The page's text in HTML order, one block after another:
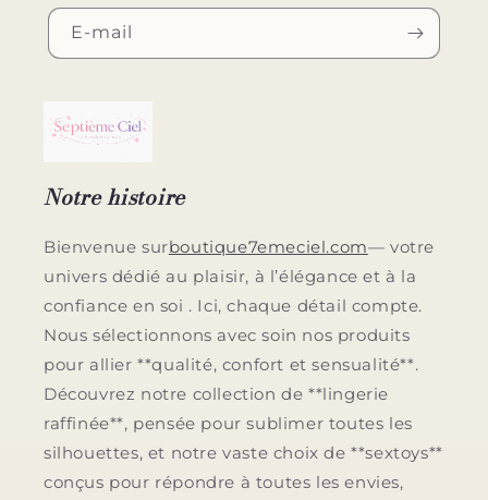
E-mail
Notre histoire
Bienvenue surboutique7emeciel.com— votre
univers dédié au plaisir, à l’élégance et à la
confiance en soi . Ici, chaque détail compte.
Nous sélectionnons avec soin nos produits
pour allier **qualité, confort et sensualité**.
Découvrez notre collection de **lingerie
raffinée**, pensée pour sublimer toutes les
silhouettes, et notre vaste choix de **sextoys**
conçus pour répondre à toutes les envies,